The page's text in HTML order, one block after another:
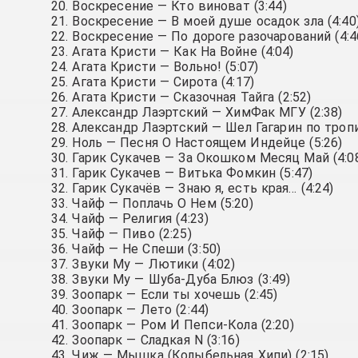
Воскресение — Кто виноват (3:44)
Воскресение — В моей душе осадок зла
Воскресение — По дороге разочарований
Агата Кристи — Как На Войне (4:04)
Агата Кристи — Вольно! (5:07)
Агата Кристи — Сирота (4:17)
Агата Кристи — Сказочная Тайга (2:52)
Александр Лаэртский — ХимФак МГУ (2:38)
Александр Лаэртский — Шел Гагарин по
Ноль — Песня О Настоящем Индейце (5:26)
Гарик Сукачeв — За Окошком Месяц Май
Гарик Сукачeв — Витька Фомкин (5:47)
Гарик Сукачёв — Знаю я, есть края… (4:24)
Чайф — Поплачь О Нем (5:20)
Чайф — Религия (4:23)
Чайф — Пиво (2:25)
Чайф — Не Спеши (3:50)
Звуки Му — Лютики (4:02)
Звуки Му — Шуба-Дуба Блюз (3:49)
Зоопарк — Если ты хочешь (2:45)
Зоопарк — Лето (2:44)
Зоопарк — Ром И Пепси-Кола (2:20)
Зоопарк — Сладкая N (3:16)